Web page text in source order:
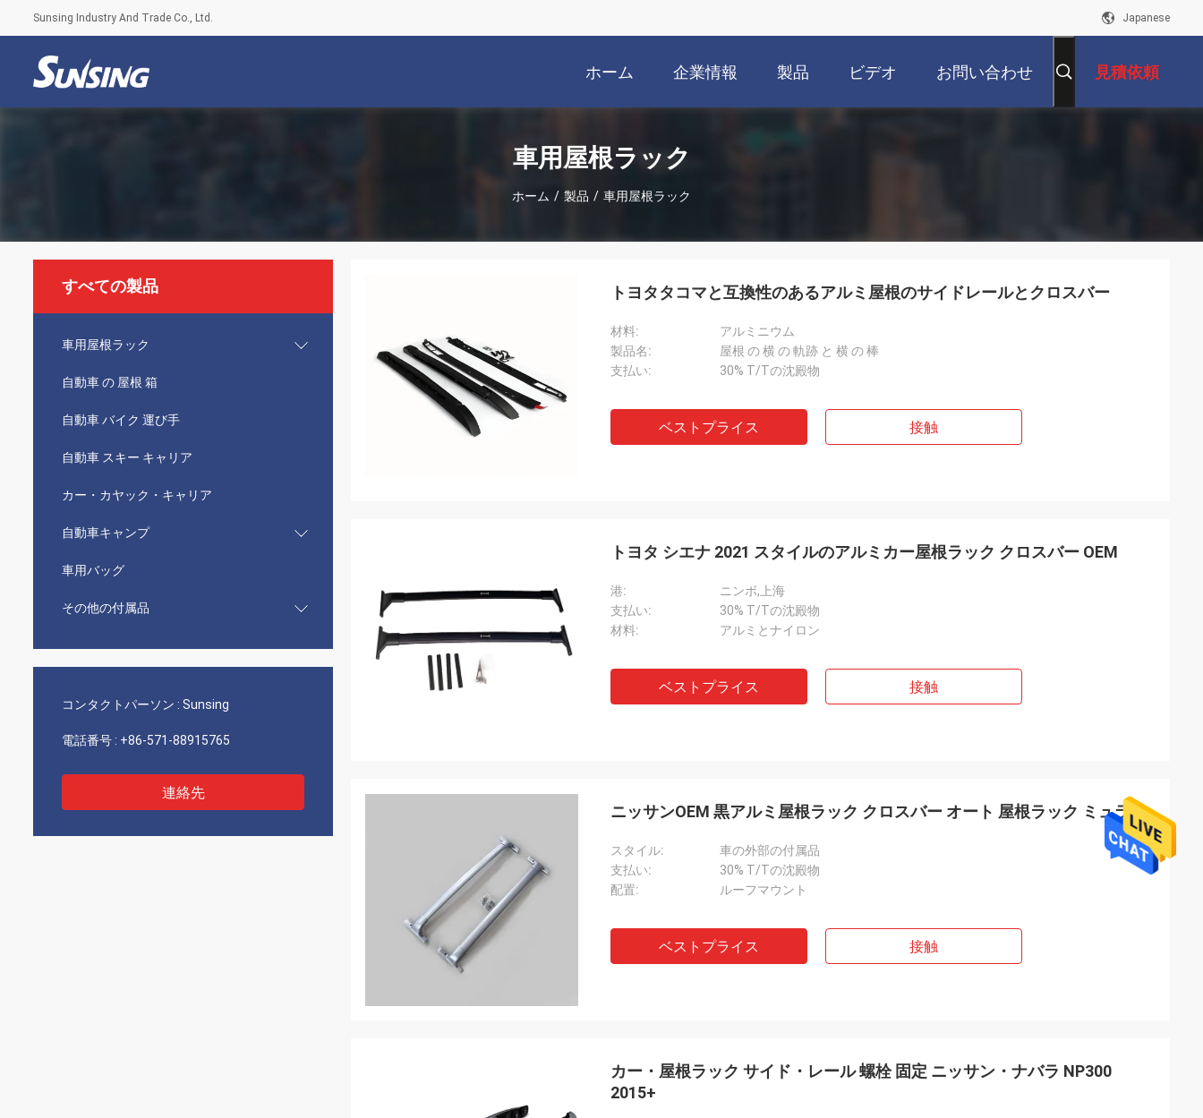
Sunsing Industry And Trade Co., Ltd. Japanese
ホーム 企業情報 製品 ビデオ お問い合わせ 見積依頼
車用屋根ラック
ホーム / 製品 / 車用屋根ラック
すべての製品
車用屋根ラック
自動車 の 屋根 箱
自動車 バイク 運び手
自動車 スキー キャリア
カー・カヤック・キャリア
自動車キャンプ
車用バッグ
その他の付属品
コンタクトパーソン : Sunsing
電話番号 : +86-571-88915765
連絡先
トヨタタコマと互換性のあるアルミ屋根のサイドレールとクロスバー
材料:
アルミニウム
製品名:
屋根 の 横 の 軌跡 と 横 の 棒
支払い:
30% T/Tの沈殿物
ベストプライス 接触
トヨタ シエナ 2021 スタイルのアルミカー屋根ラック クロスバー OEM
港:
ニンボ,上海
支払い:
30% T/Tの沈殿物
材料:
アルミとナイロン
ベストプライス 接触
ニッサンOEM 黒アルミ屋根ラック クロスバー オート 屋根ラック ミュラノ
スタイル:
車の外部の付属品
支払い:
30% T/Tの沈殿物
配置:
ルーフマウント
ベストプライス 接触
カー・屋根ラック サイド・レール 螺栓 固定 ニッサン・ナバラ NP300
2015+